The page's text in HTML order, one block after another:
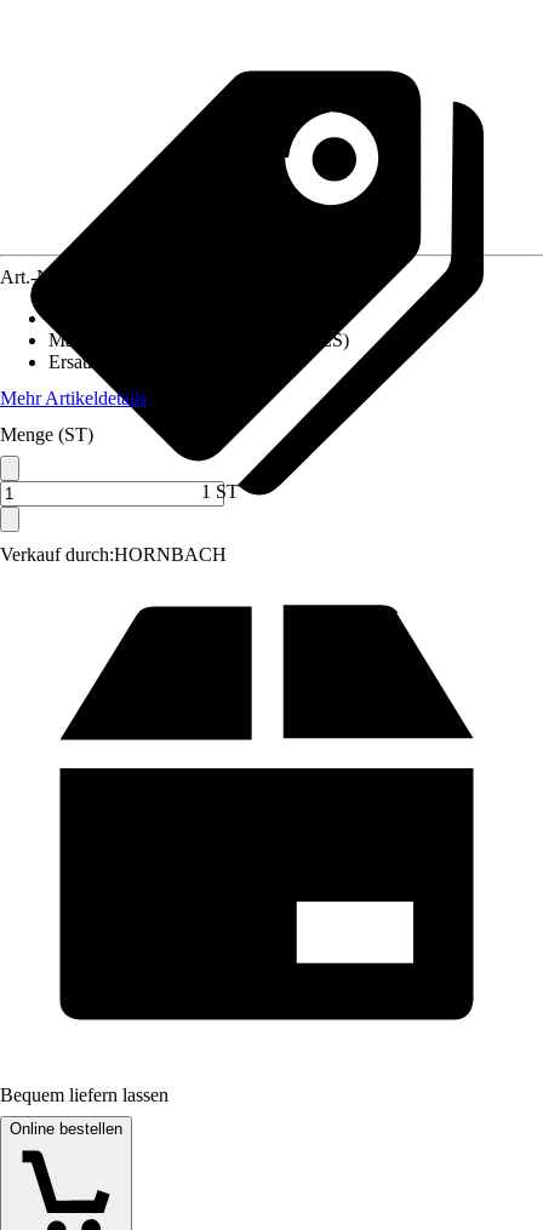
Verkauf durch:HORNBACH
Art.-Nr.
Materialspezifizierung
Polyester (PES)
Ersatzteil/Zubehör für
Mehr Artikeldetails
Menge (ST)
1 ST
Bequem liefern lassen
Online bestellen